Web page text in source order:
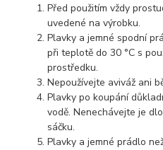
Před použitím vždy
uvedené na výrobku.
Plavky a jemné spodní
při teplotě do 30 °C s
prostředku.
Nepoužívejte aviváž ani
Plavky po koupání
vodě. Nenechávejte je
sáčku.
Plavky a jemné prádlo